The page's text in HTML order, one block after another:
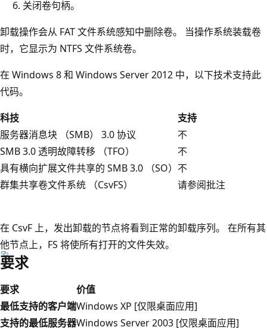
关闭卷句柄。
卸载操作会从 FAT 文件系统感知中删除卷。 当操作系统装载卷
时，它显示为 NTFS 文件系统卷。
在 Windows 8 和 Windows Server 2012 中，以下技术支持此
代码。
科技
支持
服务器消息块 （SMB） 3.0 协议
不
SMB 3.0 透明故障转移 （TFO）
不
具有横向扩展文件共享的 SMB 3.0 （SO） 不
群集共享卷文件系统 （CsvFS）
请参阅批注
在 CsvF 上，发出卸载的节点将看到正常的卸载序列。 在所有其
他节点上，FS 将使所有打开的文件失效。
要求
要求
价值
最低支持的客户端Windows XP [仅限桌面应用]
支持的最低服务器Windows Server 2003 [仅限桌面应用]